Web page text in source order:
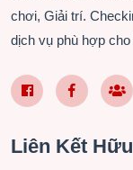
chơi, Giải trí.
dịch vụ phù hợp
Facebook Page
Facebook
Liên Kết